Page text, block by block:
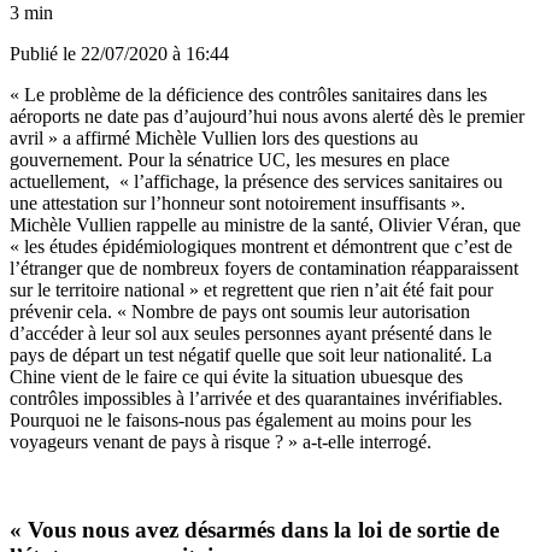
3 min
Publié le 22/07/2020 à 16:44
« Le problème de la déficience des contrôles sanitaires dans les
aéroports ne date pas d’aujourd’hui nous avons alerté dès le premier
avril » a affirmé Michèle Vullien lors des questions au
gouvernement. Pour la sénatrice UC, les mesures en place
actuellement, « l’affichage, la présence des services sanitaires ou
une attestation sur l’honneur sont notoirement insuffisants ».
Michèle Vullien rappelle au ministre de la santé, Olivier Véran, que
« les études épidémiologiques montrent et démontrent que c’est de
l’étranger que de nombreux foyers de contamination réapparaissent
sur le territoire national » et regrettent que rien n’ait été fait pour
prévenir cela. « Nombre de pays ont soumis leur autorisation
d’accéder à leur sol aux seules personnes ayant présenté dans le
pays de départ un test négatif quelle que soit leur nationalité. La
Chine vient de le faire ce qui évite la situation ubuesque des
contrôles impossibles à l’arrivée et des quarantaines invérifiables.
Pourquoi ne le faisons-nous pas également au moins pour les
voyageurs venant de pays à risque ? » a-t-elle interrogé.
« Vous nous avez désarmés dans la loi de sortie de